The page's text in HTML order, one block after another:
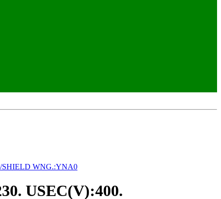
WNG.:YNA0
USEC(V):400.